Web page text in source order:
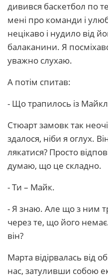
дивився баскетбол по
мені про команди і
нецікаво і нудило від
балаканини. Я
уважно слухаю.
А потім спитав:
- Що трапилось із
Стюарт замовк так
здалося, ніби я оглух.
лякатися? Просто
думаю, що це складно.
- Ти – Майк.
- Я знаю. Але що з ним
через те, що його
він?
Марта відірвалась від
нас, затуливши собою